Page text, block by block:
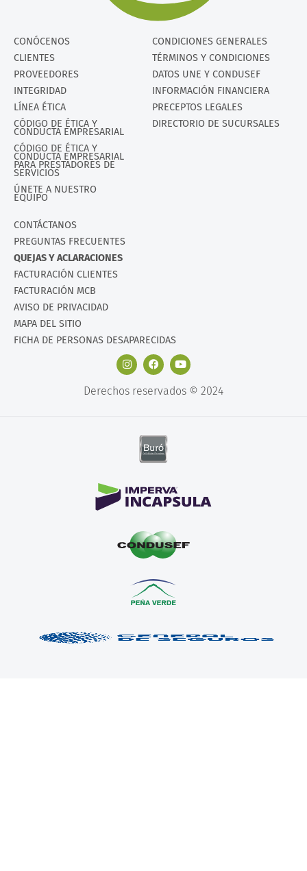
CONÓCENOS
CLIENTES
PROVEEDORES
INTEGRIDAD
LÍNEA ÉTICA
CÓDIGO DE ÉTICA Y
CONDUCTA EMPRESARIAL
CÓDIGO DE ÉTICA Y
CONDUCTA EMPRESARIAL
PARA PRESTADORES DE
SERVICIOS
ÚNETE A NUESTRO
EQUIPO
CONDICIONES GENERALES
TÉRMINOS Y CONDICIONES
DATOS UNE Y CONDUSEF
INFORMACIÓN FINANCIERA
PRECEPTOS LEGALES
DIRECTORIO DE SUCURSALES
CONTÁCTANOS
PREGUNTAS FRECUENTES
QUEJAS Y ACLARACIONES
FACTURACIÓN CLIENTES
FACTURACIÓN MCB
AVISO DE PRIVACIDAD
MAPA DEL SITIO
FICHA DE PERSONAS DESAPARECIDAS
Derechos reservados © 2024